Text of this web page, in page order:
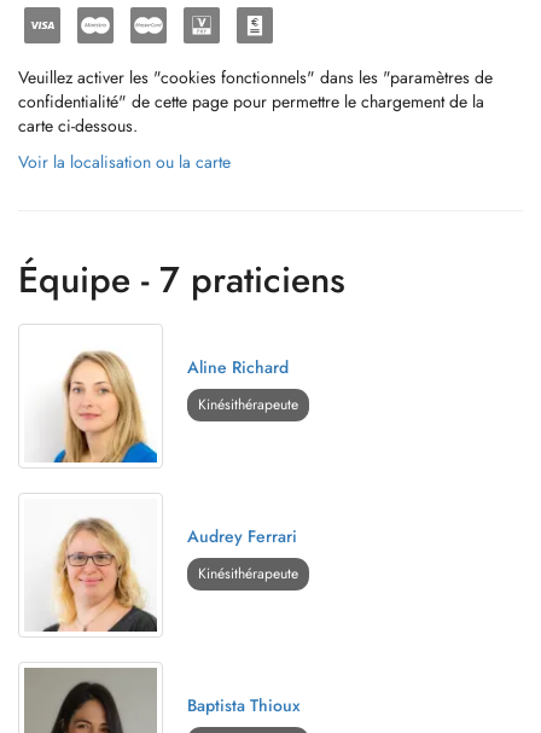
Veuillez activer les "cookies fonctionnels" dans les "paramètres de
confidentialité" de cette page pour permettre le chargement de la
carte ci-dessous.
Voir la localisation ou la carte
Équipe - 7 praticiens
Aline Richard
Kinésithérapeute
Audrey Ferrari
Kinésithérapeute
Baptista Thioux